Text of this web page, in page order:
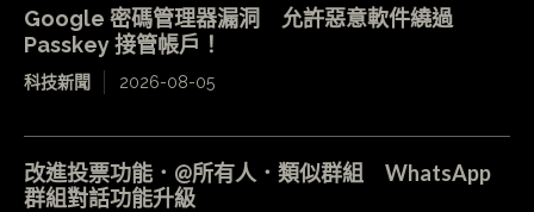
Google 密碼管理器漏洞 允許惡意軟件繞過
Passkey 接管帳戶！
科技新聞 2026-08-05
改進投票功能．@所有人．類似群組 WhatsApp
群組對話功能升級